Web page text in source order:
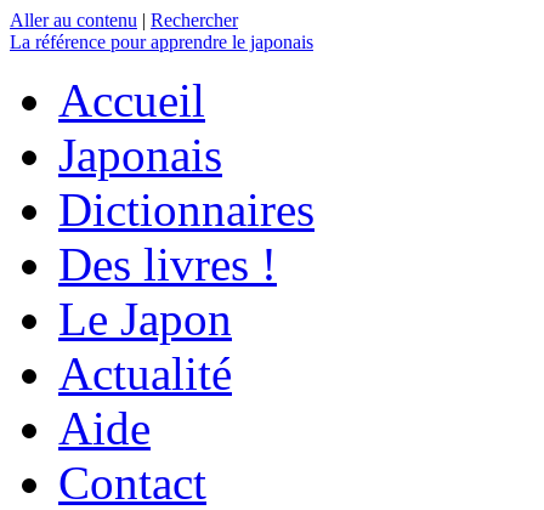
Aller au contenu | Rechercher
La référence pour apprendre le japonais
Accueil
Japonais
Dictionnaires
Des livres !
Le Japon
Actualité
Aide
Contact